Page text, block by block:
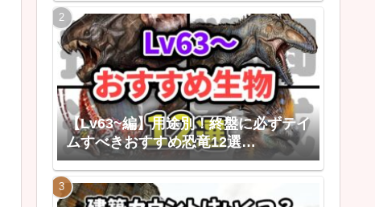
解説】
【Lv63~編】用途別！終盤に必ずテイ
ムすべきおすすめ恐竜12選
【ARK/ASAゆっくり解説】